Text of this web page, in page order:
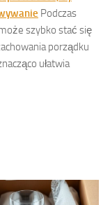
Podczas
szybko stać się
porządku
ułatwia